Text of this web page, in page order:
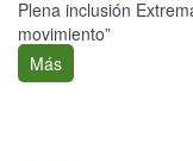
Plena inclusión
movimiento”
Más